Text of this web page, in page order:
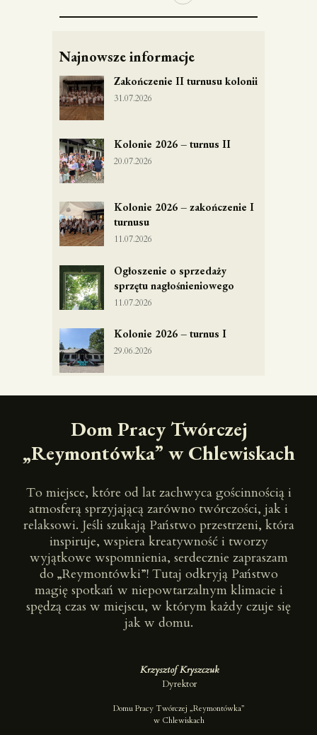
Najnowsze informacje
Zakończenie II turnusu kolonii
31.07.2026
Kolonie 2026 – turnus II
20.07.2026
Kolonie 2026 – zakończenie I
turnusu
11.07.2026
Ogłoszenie o sprzedaży
sprzętu nagłośnieniowego
11.07.2026
Kolonie 2026 – turnus I
29.06.2026
Dom Pracy Twórczej
„Reymontówka” w Chlewiskach
To miejsce, które od lat zachwyca gościnnością i
atmosferą sprzyjającą zarówno twórczości, jak i
relaksowi. Jeśli szukają Państwo przestrzeni, która
inspiruje, wspiera kreatywność i tworzy
wyjątkowe wspomnienia, serdecznie zapraszam
do „Reymontówki”! Tutaj odkryją Państwo
magię spotkań w niepowtarzalnym klimacie i
spędzą czas w miejscu, w którym każdy czuje się
jak w domu.
Krzysztof Kryszczuk
Dyrektor
Domu Pracy Twórczej „Reymontówka”
w Chlewiskach